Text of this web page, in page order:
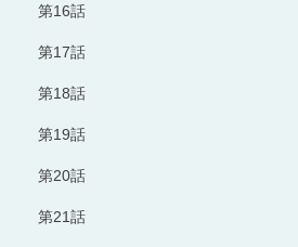
第16話
第17話
第18話
第19話
第20話
第21話